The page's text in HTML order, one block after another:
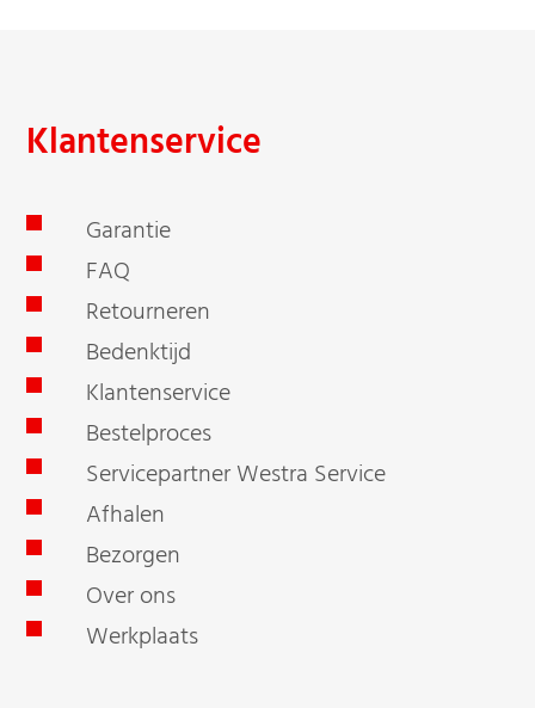
Klantenservice
Garantie
FAQ
Retourneren
Bedenktijd
Klantenservice
Bestelproces
Servicepartner Westra Service
Afhalen
Bezorgen
Over ons
Werkplaats